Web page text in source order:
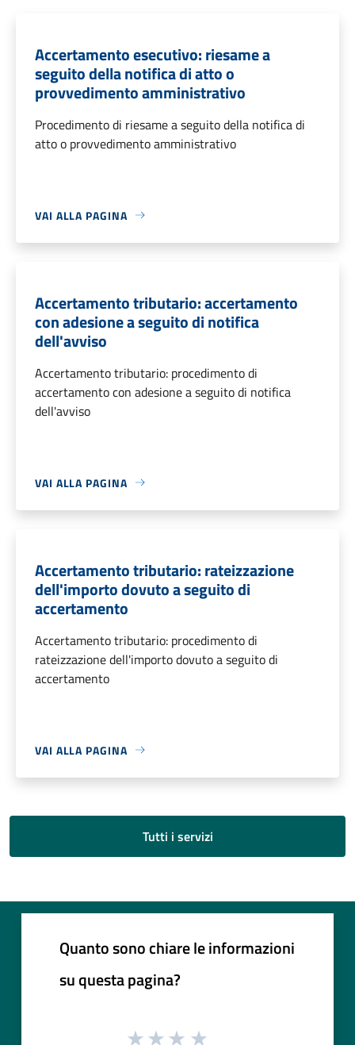
Accertamento esecutivo: riesame a
seguito della notifica di atto o
provvedimento amministrativo
Procedimento di riesame a seguito della notifica di
atto o provvedimento amministrativo
VAI ALLA PAGINA
Accertamento tributario: accertamento
con adesione a seguito di notifica
dell'avviso
Accertamento tributario: procedimento di
accertamento con adesione a seguito di notifica
dell'avviso
VAI ALLA PAGINA
Accertamento tributario: rateizzazione
dell'importo dovuto a seguito di
accertamento
Accertamento tributario: procedimento di
rateizzazione dell'importo dovuto a seguito di
accertamento
VAI ALLA PAGINA
Tutti i servizi
Quanto sono chiare le informazioni
su questa pagina?